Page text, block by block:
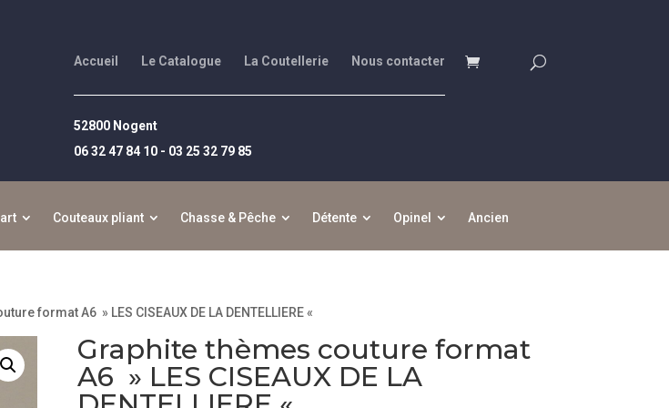
Accueil Le Catalogue La Coutellerie Nous contacter
52800 Nogent
06 32 47 84 10 - 03 25 32 79 85
Couteaux pliant Chasse & Pêche Détente Opinel Ancien
format A6 » LES CISEAUX DE LA DENTELLIERE «
Graphite thèmes couture format
A6 » LES CISEAUX DE LA